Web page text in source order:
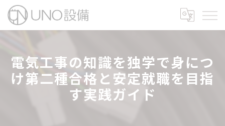
電気工事の知識を独学で身につ
け第二種合格と安定就職を目指
す実践ガイド